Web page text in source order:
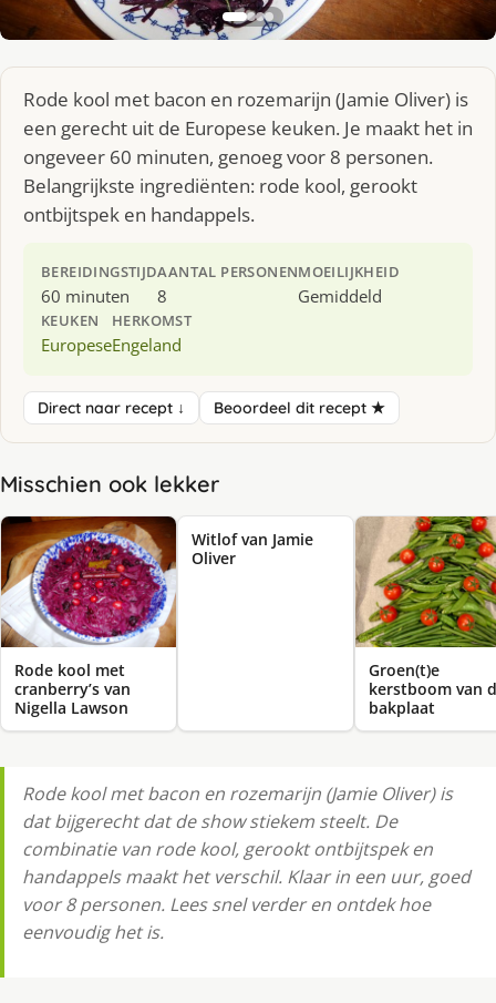
Rode kool met bacon en rozemarijn (Jamie Oliver) is
een gerecht uit de Europese keuken. Je maakt het in
ongeveer 60 minuten, genoeg voor 8 personen.
Belangrijkste ingrediënten: rode kool, gerookt
ontbijtspek en handappels.
BEREIDINGSTIJD
60 minuten
AANTAL PERSONEN
8
MOEILIJKHEID
Gemiddeld
KEUKEN
Europese
HERKOMST
Engeland
Direct naar recept ↓ Beoordeel dit recept ★
Misschien ook lekker
Rode kool met
cranberry’s van
Nigella Lawson
Witlof van Jamie
Oliver
Groen(t)e
kerstboom van
bakplaat
Rode kool met bacon en rozemarijn (Jamie Oliver) is
dat bijgerecht dat de show stiekem steelt. De
combinatie van rode kool, gerookt ontbijtspek en
handappels maakt het verschil. Klaar in een uur, goed
voor 8 personen. Lees snel verder en ontdek hoe
eenvoudig het is.